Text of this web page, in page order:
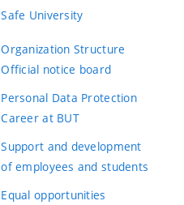
Safe University
Organization Structure
Official notice board
Personal Data Protection
Career at BUT
Support and development
of employees and students
Equal opportunities